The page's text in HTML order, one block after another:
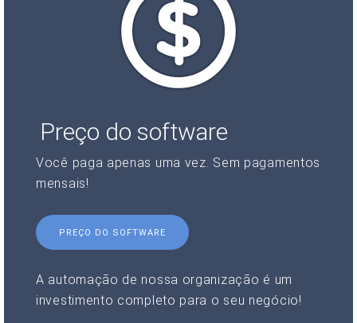
Preço do software
Você paga apenas uma vez. Sem pagamentos
mensais!
PREÇO DO SOFTWARE
A automação de nossa organização é um
investimento completo para o seu negócio!